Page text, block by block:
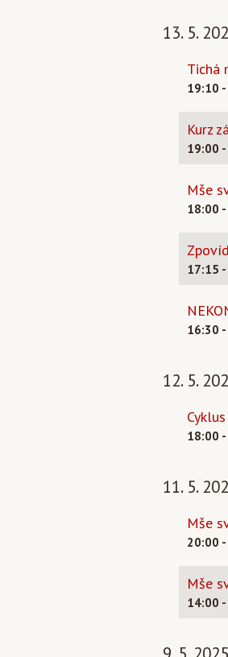
13. 5.
Tichá
19:10
Kurz
19:00
Mše
18:00
17:15
16:30
12. 5.
18:00
11. 5.
Mše
20:00
Mše
14:00